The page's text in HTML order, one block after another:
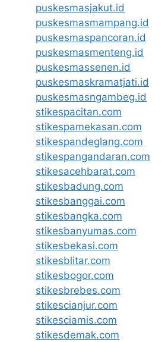
puskesmasjakut.id
puskesmasmampang.id
puskesmaspancoran.id
puskesmasmenteng.id
puskesmassenen.id
puskesmaskramatjati.id
puskesmasngambeg.id
stikespacitan.com
stikespamekasan.com
stikespandeglang.com
stikespangandaran.com
stikesacehbarat.com
stikesbadung.com
stikesbanggai.com
stikesbangka.com
stikesbanyumas.com
stikesbekasi.com
stikesblitar.com
stikesbogor.com
stikesbrebes.com
stikescianjur.com
stikesciamis.com
stikesdemak.com